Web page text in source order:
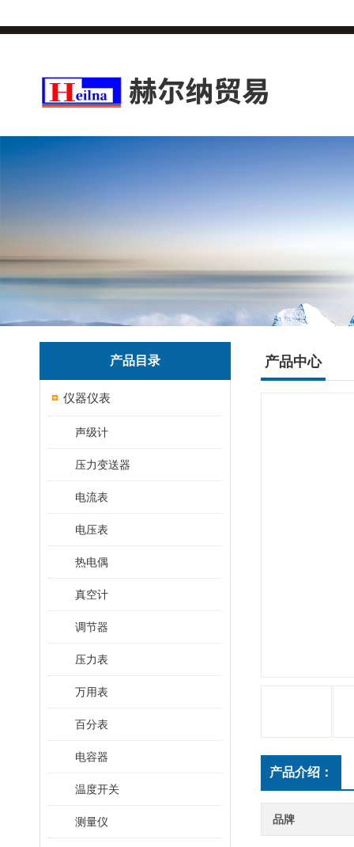
产品目录
仪器仪表
声级计
压力变送器
电流表
电压表
热电偶
真空计
调节器
压力表
万用表
百分表
电容器
温度开关
测量仪
产品中心
产品介绍：
品牌